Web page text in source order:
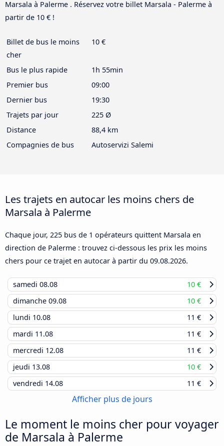
Marsala à Palerme . Réservez votre billet Marsala - Palerme à
partir de 10 € !
Billet de bus le moins
cher
10 €
Bus le plus rapide
1h 55min
Premier bus
09:00
Dernier bus
19:30
Trajets par jour
225 Ø
Distance
88,4 km
Compagnies de bus
Autoservizi Salemi
Les trajets en autocar les moins chers de
Marsala à Palerme
Chaque jour, 225 bus de 1 opérateurs quittent Marsala en
direction de Palerme : trouvez ci-dessous les prix les moins
chers pour ce trajet en autocar à partir du 09.08.2026.
samedi 08.08
10 €
dimanche 09.08
10 €
lundi 10.08
11 €
mardi 11.08
11 €
mercredi 12.08
11 €
jeudi 13.08
10 €
vendredi 14.08 11 €
Afficher plus de jours
Le moment le moins cher pour voyager
de Marsala à Palerme